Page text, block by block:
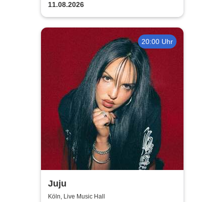
11.08.2026
20:00 Uhr
Juju
Köln, Live Music Hall